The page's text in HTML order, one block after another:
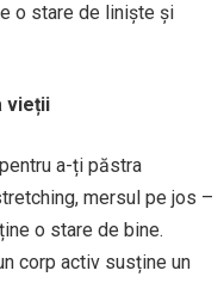
o stare de liniște și
vieții
a-ți păstra
mersul pe jos –
o stare de bine.
corp activ susține un